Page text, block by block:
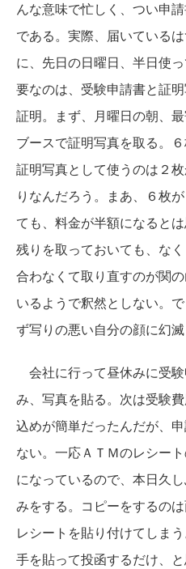
んな意味で忙しく、つい申
である。実際、届いている
に、先日の日曜日、半日使
要なのは、受験申請書と証
証明。まず、月曜日の朝、
ブースで証明写真を取る。
証明写真として使うのは２
りなんだろう。まあ、６枚
ても、料金が半額になると
残りを取っておいても、な
合わなくて取り直すのが関
いるようで釈然としない。
ず写りの悪い自分の顔に幻滅
会社に行って昼休みに受
み、写真を貼る。次は受験
込めが簡単だったんだが、
ない。一応ＡＴＭのレシー
になっているので、本日久
みをする。コピーをするの
レシートを貼り付けてしま
手を貼って投函するだけ、